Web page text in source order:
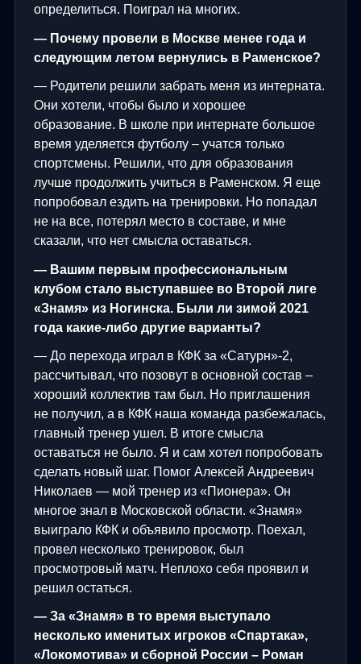
определиться. Поиграл на многих.
— Почему провели в Москве менее года и
следующим летом вернулись в Раменское?
— Родители решили забрать меня из интерната.
Они хотели, чтобы было и хорошее
образование. В школе при интернате большое
время уделяется футболу – учатся только
спортсмены. Решили, что для образования
лучше продолжить учиться в Раменском. Я еще
попробовал ездить на тренировки. Но попадал
не на все, потерял место в составе, и мне
сказали, что нет смысла оставаться.
— Вашим первым профессиональным
клубом стало выступавшее во Второй лиге
«Знамя» из Ногинска. Были ли зимой 2021
года какие-либо другие варианты?
— До перехода играл в КФК за «Сатурн»-2,
рассчитывал, что позовут в основной состав –
хороший коллектив там был. Но приглашения
не получил, а в КФК наша команда разбежалась,
главный тренер ушел. В итоге смысла
оставаться не было. Я и сам хотел попробовать
сделать новый шаг. Помог Алексей Андреевич
Николаев — мой тренер из «Пионера». Он
многое знал в Московской области. «Знамя»
выиграло КФК и объявило просмотр. Поехал,
провел несколько тренировок, был
просмотровый матч. Неплохо себя проявил и
решил остаться.
— За «Знамя» в то время выступало
несколько именитых игроков «Спартака»,
«Локомотива» и сборной России – Роман